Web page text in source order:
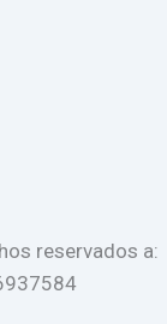
reservados a: